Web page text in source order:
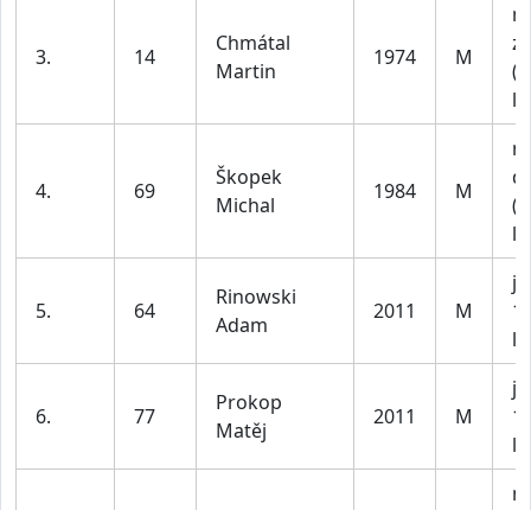
3. 14
Chmátal
Martin
1974 M
4. 69
Škopek
Michal
1984 M
5. 64
Rinowski
Adam
2011 M
6. 77
Prokop
Matěj
2011 M